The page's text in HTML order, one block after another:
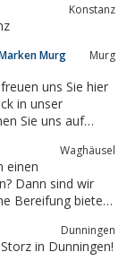
Konstanz
Murg
Murg
uns Sie hier
in unser
Waghäusel
einen
Dann sind wir
Bereifung bieten
auf unsererDunningen
in Dunningen!